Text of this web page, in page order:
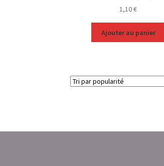
1,10€
Ajouter au panier